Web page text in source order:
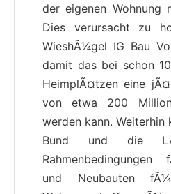
der eigenen Wohnung
Dies verursacht zu
WieshÃ¼gel IG Bau
damit das bei schon
HeimplÃ¤tzen eine
von etwa 200
werden kann.
Bund und die
Rahmenbedingungen
und Neubauten